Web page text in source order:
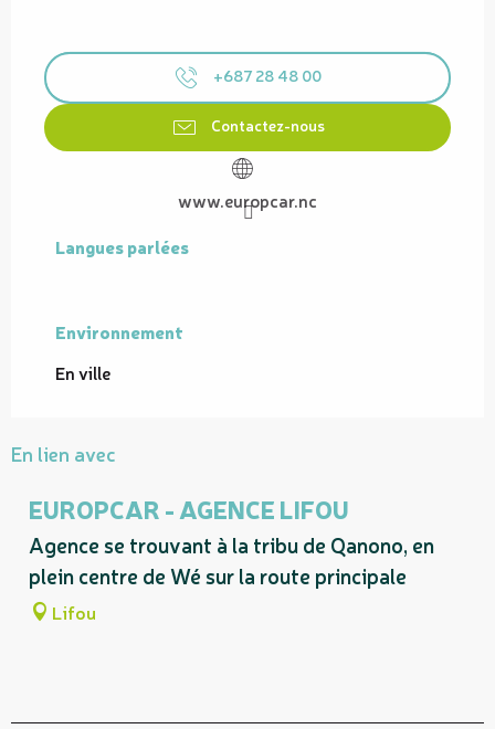
+687 28 48 00
Contactez-nous
www.europcar.nc
Langues parlées
Langues parlées
Environnement
Environnement
En ville
En lien avec
EUROPCAR - AGENCE LIFOU
Agence se trouvant à la tribu de Qanono, en
plein centre de Wé sur la route principale
Lifou